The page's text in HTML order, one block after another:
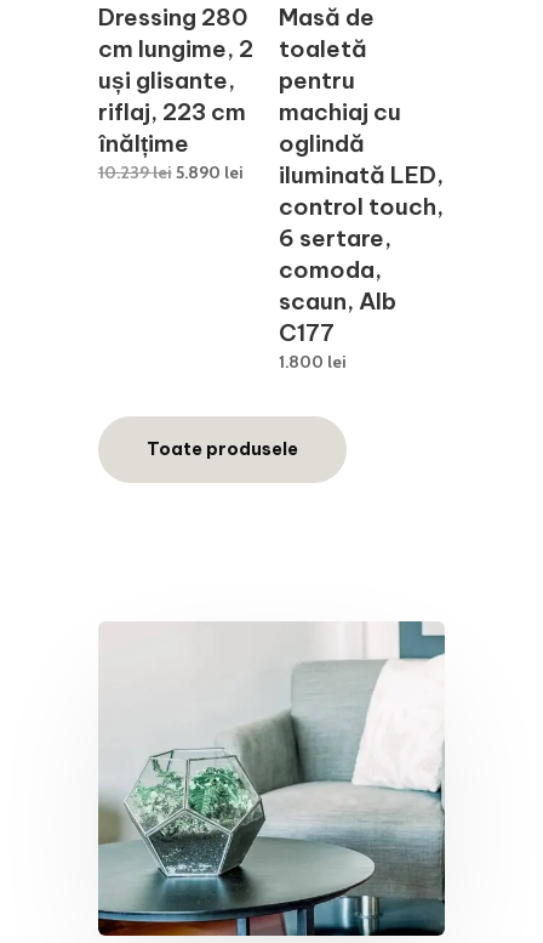
Dressing 280
cm lungime, 2
uși glisante,
riflaj, 223 cm
înălțime
10.239leiPrețul
5.890 leiPrețul
curent
Masă de
toaletă
pentru
machiaj cu
oglindă
iluminată LED,
control touch,
6 sertare,
comoda,
scaun, Alb
C177
1.800 lei
Toate produsele